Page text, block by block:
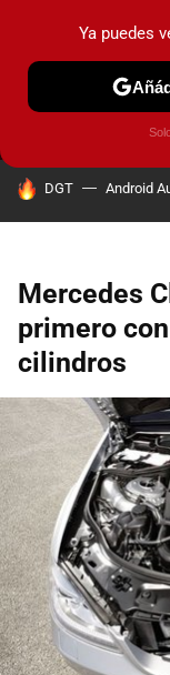
MENÚ
HOY SE HABLA DE
DGT Android
Mercedes
primero
cilindros
Ya puedes